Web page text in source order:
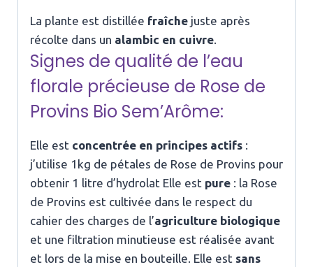
La plante est distillée fraîche juste après
récolte dans un alambic en cuivre
Signes de qualité de l’eau
florale précieuse de Rose de
Provins Bio Sem’Arôme:
Elle est concentrée en principes actifs :
j’utilise 1kg de pétales de Rose de Provins pour
obtenir 1 litre d’hydrolat Elle est pure : la Rose
de Provins est cultivée dans le respect du
cahier des charges de l’agriculture biologique
et une filtration minutieuse est réalisée avant
et lors de la mise en bouteille. Elle est sans